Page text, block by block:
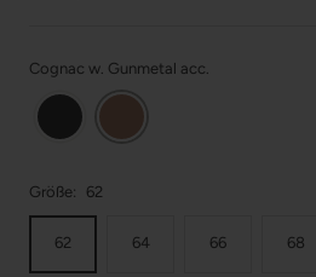
Cognac w. Gunmetal acc.
Größe: 62
62 64 66 68